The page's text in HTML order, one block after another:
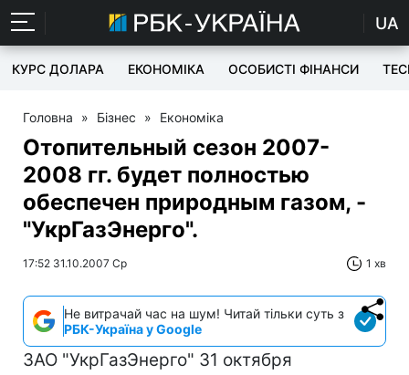
UA
КУРС ДОЛАРА ЕКОНОМІКА ОСОБИСТІ ФІНАНСИ
Головна » Бізнес » Економіка
Отопительный сезон 2007-
2008 гг. будет полностью
обеспечен природным газом, -
"УкрГазЭнерго".
17:52 31.10.2007 Ср 1 хв
Не витрачай час на шум! Читай тільки суть з
РБК-Україна у Google
ЗАО "УкрГазЭнерго" 31 октября